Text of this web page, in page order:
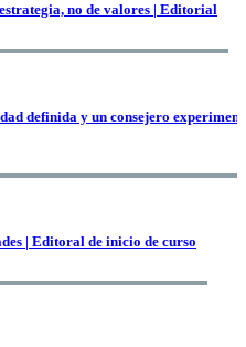
no de valores | Editorial
definida y un consejero
| Editoral de inicio de curso